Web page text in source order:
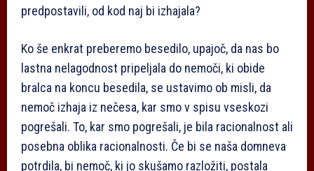
predpostavili, od kod naj bi izhajala?
Ko še enkrat preberemo besedilo, upajoč, da nas bo
lastna nelagodnost pripeljala do nemoči, ki obide
bralca na koncu besedila, se ustavimo ob misli, da
nemoč izhaja iz nečesa, kar smo v spisu vseskozi
pogrešali. To, kar smo pogrešali, je bila racionalnost ali
posebna oblika racionalnosti. Če bi se naša domneva
potrdila, bi nemoč, ki jo skušamo razložiti, postala